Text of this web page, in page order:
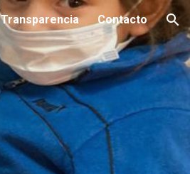
Transparencia Contacto